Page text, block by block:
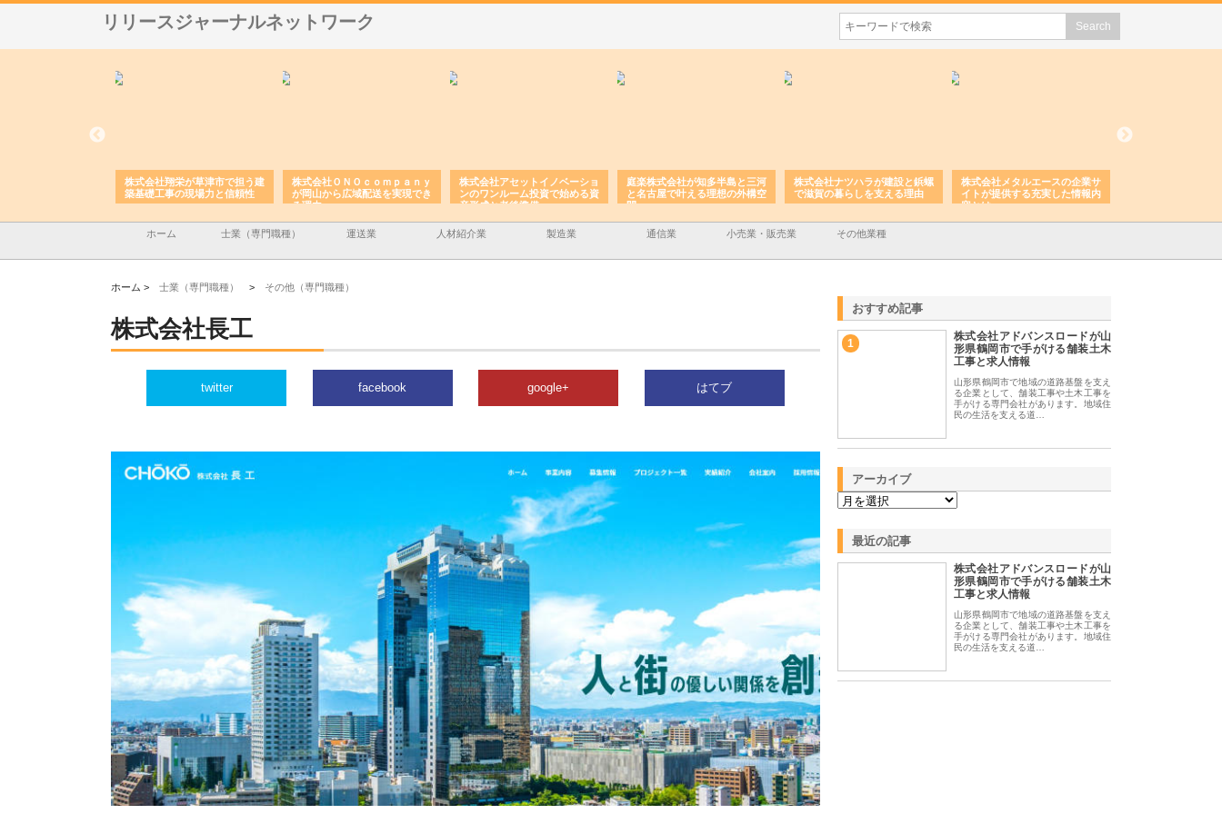
リリースジャーナルネットワーク
株式会社翔栄が草津市で担う建
築基礎工事の現場力と信頼性
株式会社ＯＮＯｃｏｍｐａｎｙ
が岡山から広域配送を実現でき
る理由
株式会社アセットイノベーショ
ンのワンルーム投資で始める資
産形成と老後準備
庭楽株式会社が知多半島と三河
と名古屋で叶える理想の外構空
間
株式会社ナツハラが建設と鋲螺
で滋賀の暮らしを支える理由
株式会社メタルエースの企業サ
イトが提供する充実した情報内
容とは
ホーム 士業（専門職種） 運送業 人材紹介業 製造業 通信業 小売業・販売業 その他業種
ホーム > 士業（専門職種） > その他（専門職種）
株式会社長工
twitter facebook google+ はてブ
おすすめ記事
1
株式会社アドバンスロードが山
形県鶴岡市で手がける舗装土木
工事と求人情報
山形県鶴岡市で地域の道路基盤を支え
る企業として、舗装工事や土木工事を
手がける専門会社があります。地域住
民の生活を支える道…
アーカイブ
最近の記事
株式会社アドバンスロードが山
形県鶴岡市で手がける舗装土木
工事と求人情報
山形県鶴岡市で地域の道路基盤を支え
る企業として、舗装工事や土木工事を
手がける専門会社があります。地域住
民の生活を支える道…